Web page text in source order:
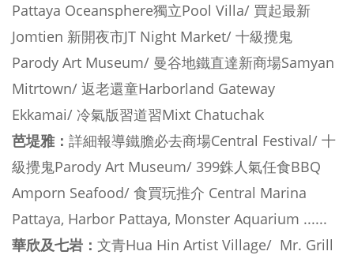
Pattaya Oceansphere獨立Pool Villa/ 買起最新
Jomtien 新開夜市JT Night Market/ 十級攪鬼
Parody Art Museum/ 曼谷地鐵直達新商場Samyan
Mitrtown/ 返老還童Harborland Gateway
Ekkamai/ 冷氣版習道習Mixt Chatuchak
芭堤雅： 詳細報導鐵膽必去商場Central Festival/ 十
級攪鬼Parody Art Museum/ 399銖人氣任食BBQ
Amporn Seafood/ 食買玩推介 Central Marina
Pattaya, Harbor Pattaya, Monster Aquarium ......
華欣及七岩： 文青Hua Hin Artist Village/ Mr. Grill